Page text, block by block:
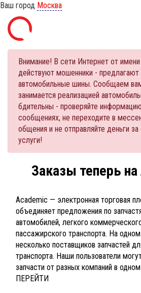
Ваш город Москва
Внимание! В сети Интернет от
действуют мошенники - предлагают
автомобильные шины. Сообщаем
занимается реализацией
бдительны - проверяйте
сообщениях, не переходите в
общения и не отправляйте деньги
услуги!
Заказы теперь
Academic — электронная торговая
объединяет предложения по
автомобилей, легкого
пассажирского транспорта. На
несколько поставщиков запчастей
транспорта. Наши пользователи
запчасти от разных компаний в
ПЕРЕЙТИ